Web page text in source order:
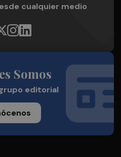
cualquier medio
Somos
editorial